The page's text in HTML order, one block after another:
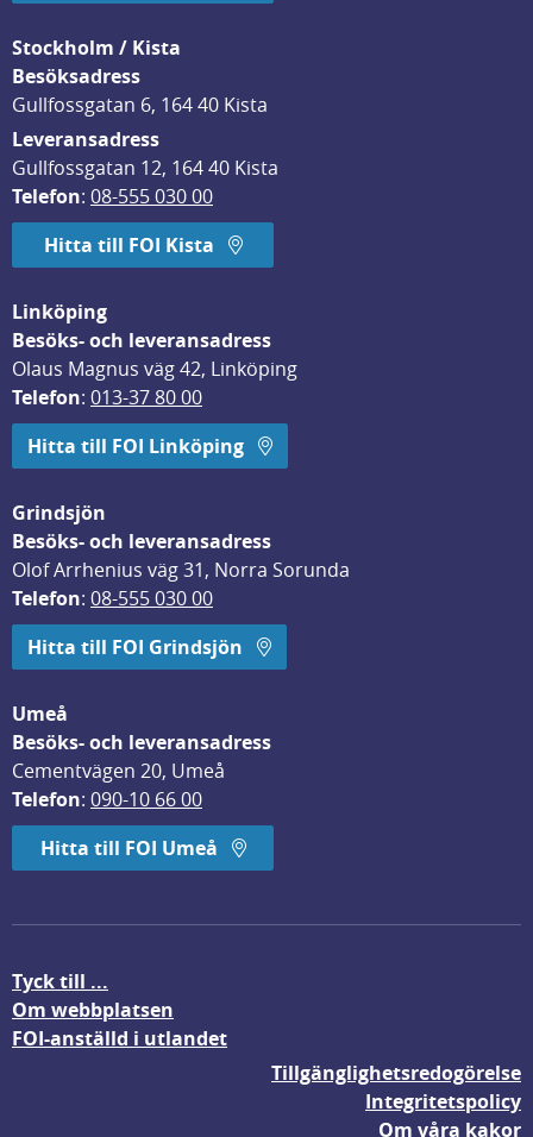
Stockholm / Kista
Besöksadress
Gullfossgatan 6, 164 40 Kista
Leveransadress
Gullfossgatan 12, 164 40 Kista
Telefon: 08-555 030 00
Hitta till FOI Kista
Linköping
Besöks- och leveransadress
Olaus Magnus väg 42, Linköping
Telefon: 013-37 80 00
Hitta till FOI Linköping
Grindsjön
Besöks- och leveransadress
Olof Arrhenius väg 31, Norra Sorunda
Telefon: 08-555 030 00
Hitta till FOI Grindsjön
Umeå
Besöks- och leveransadress
Cementvägen 20, Umeå
Telefon: 090-10 66 00
Hitta till FOI Umeå
Tyck till ...
Om webbplatsen
FOI-anställd i utlandet
Tillgänglighetsredogörelse
Integritetspolicy
Om våra kakor